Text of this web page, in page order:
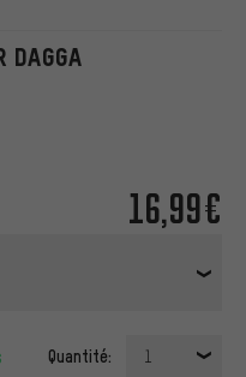
DAGGA
16,99€
Quantité: 1